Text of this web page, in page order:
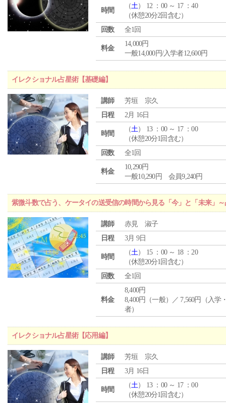
時間
（土） 12 ：00 ～ 17 ：40
（休憩20分2回含む）
回数
全1回
料金
14,000円
一般14,000円/入学者12,600円
イレクショナル占星術【基礎編】
講師
芳垣 宗久
日程
2月 16日
時間
（土） 13 ：00 ～ 17 ：00
（休憩20分1回含む）
回数
全1回
料金
10,290円
一般10,290円 会員9,240円
紫微斗数で占う、ケータイの送受信の時間から見る「今」と「未来」
講師
赤見 淑子
日程
3月 9日
時間
（土） 15 ：00 ～ 18 ：20
（休憩20分1回含む）
回数
全1回
料金
8,400円
8,400円（一般）／ 7,560円（入学
者）
イレクショナル占星術【応用編】
講師
芳垣 宗久
日程
3月 16日
時間
（土） 13 ：00 ～ 17 ：00
（休憩20分1回含む）